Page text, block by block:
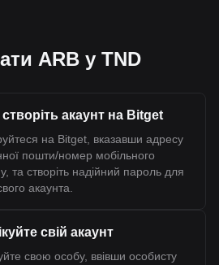
ARB у TND
створіть акаунт на Bitget
на Bitget, вказавши адресу
пошти/номер мобільного
та створіть надійний пароль для
акаунта.
свій акаунт
свою особу, ввівши особисту